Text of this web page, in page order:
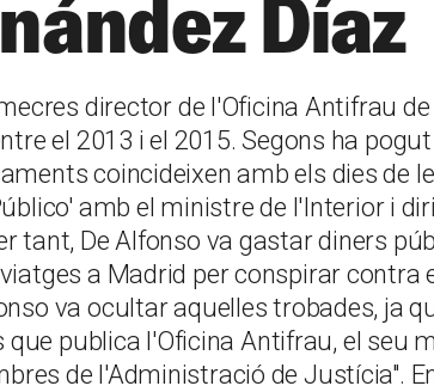
Díaz
director de l'Oficina Antifrau
el 2013 i el 2015. Segons ha
coincideixen amb els dies de
amb el ministre de l'Interior i
tant, De Alfonso va gastar diners
a Madrid per conspirar contra
va ocultar aquelles trobades, ja
que publica l'Oficina Antifrau, el seu
de l'Administració de Justícia".